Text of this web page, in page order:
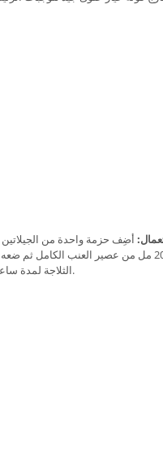
أضِف حزمة واحدة من الجيلاتين
المنكه إلى 200 مل من عصير العنب الكامل ثم
الثلاجة لمدة ساعتين.